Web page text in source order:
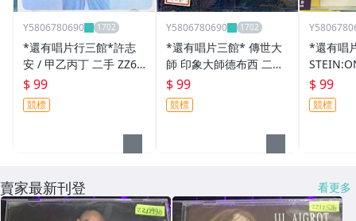
Y5806780690
*還有唱片行三館*許志
安 / 甲乙丙丁 二手 ZZ63
97(需競標)
$ 99
競標
Y5806780690
*還有唱片三館* 傳世大
師 印象大師德布西 二手
ZZ2041(需競標)
$ 99
競標
*還有唱
$ 99
競標
賣家最新刊登 看更多